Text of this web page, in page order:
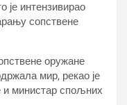
је интензивирао
сопствене
оружане
мир, рекао је
и министар спољних